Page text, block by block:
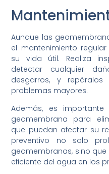
Aunque las
el mantenimiento
su vida útil. Realiza
detectar cualquier
desgarros, y
problemas mayores.
Además, es
geomembrana para
que puedan afectar su
preventivo no solo
geomembranas, sino
eficiente del agua en los